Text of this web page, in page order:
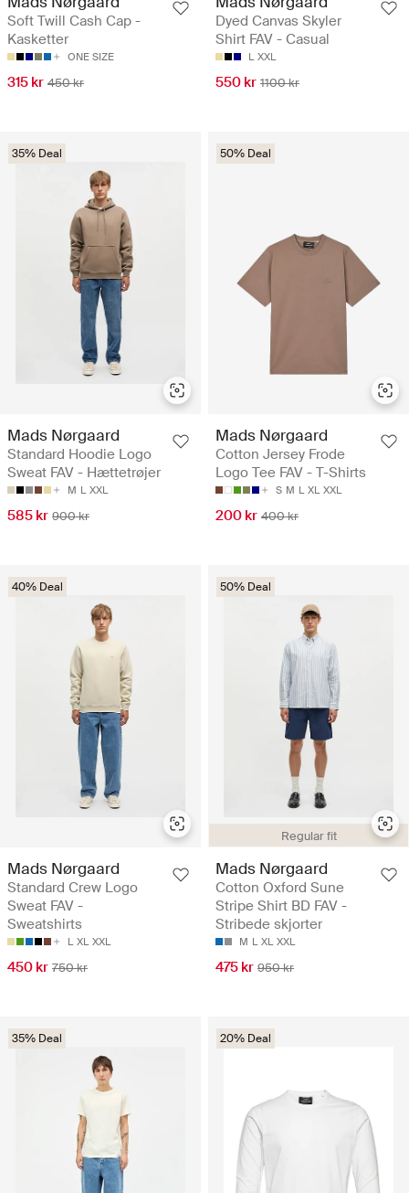
Soft Twill Cash Cap -
Kasketter
ONE SIZE
315 kr 450 kr
Dyed Canvas Skyler
Shirt FAV - Casual
L XXL
550 kr 1100 kr
35% Deal
Mads Nørgaard
Standard Hoodie Logo
Sweat FAV - Hættetrøjer
M L XXL
585 kr 900 kr
50% Deal
Mads Nørgaard
Cotton Jersey Frode
Logo Tee FAV - T-Shirts
S M L XL XXL
200 kr 400 kr
40% Deal
Mads Nørgaard
Standard Crew Logo
Sweat FAV -
Sweatshirts
L XL XXL
450 kr 750 kr
Regular fit
50% Deal
Mads Nørgaard
Cotton Oxford Sune
Stripe Shirt BD FAV -
Stribede skjorter
M L XL XXL
475 kr 950 kr
35% Deal 20% Deal